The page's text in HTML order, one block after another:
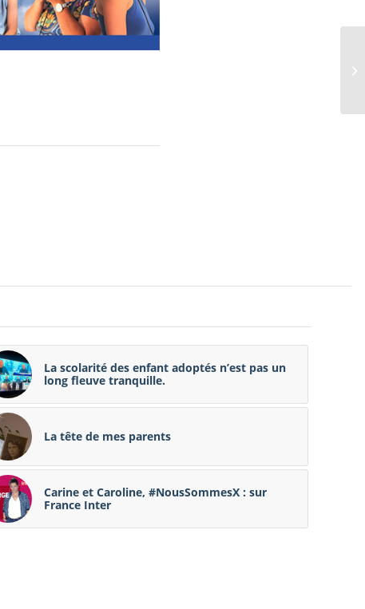
La scolarité des enfant adoptés n’est pas un
long fleuve tranquille.
La tête de mes parents
Carine et Caroline, #NousSommesX : sur
France Inter